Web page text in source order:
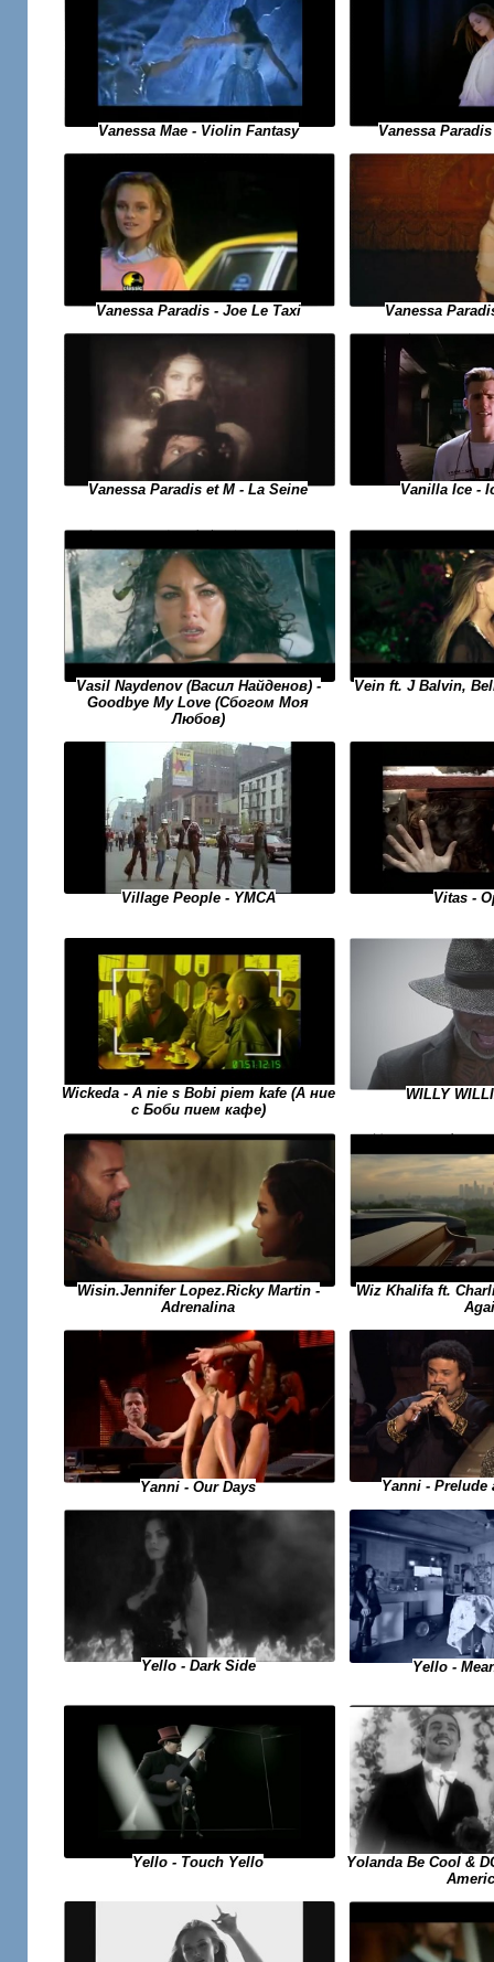
Vanessa Mae - Violin Fantasy Vanessa
Vanessa Paradis - Joe Le Taxi Vanessa
Vanessa Paradis et M - La Seine Vanilla Ice -
Vasil Naydenov (Васил Найденов) -
Goodbye My Love (Сбогом Моя
Любов)
Vein ft. J Balvin,
Village People - YMCA Vitas -
Wickeda - A nie s Bobi piem kafe (А ние
с Боби пием кафе)
WILLY
Wisin.Jennifer Lopez.Ricky Martin -
Adrenalina
Wiz Khalifa ft.
Yanni - Our Days Yanni - Prelude
Yello - Dark Side Yello -
Yello - Touch Yello
Yolanda Be Cool &